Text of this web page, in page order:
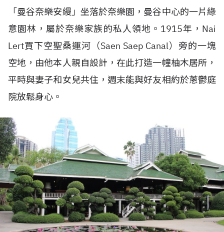
「曼谷奈樂安縵」坐落於奈樂園，曼谷中心的一片綠
意園林，屬於奈樂家族的私人領地。1915年，Nai
Lert買下空聖桑運河（Saen Saep Canal）旁的一塊
空地，由他本人親自設計，在此打造一幢柚木居所，
平時與妻子和女兒共住，週末能與好友相約於蔥鬱庭
院放鬆身心。